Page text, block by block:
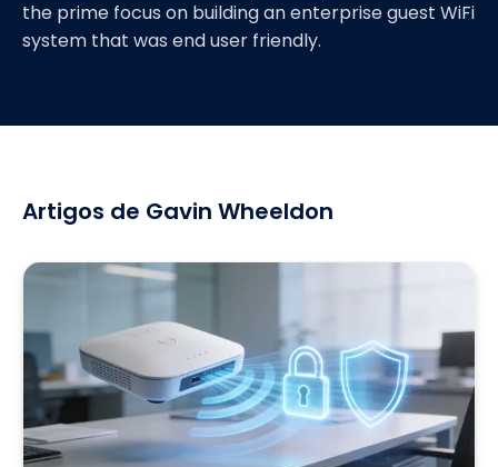
the prime focus on building an enterprise guest WiFi
system that was end user friendly.
Artigos de Gavin Wheeldon